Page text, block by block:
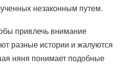
незаконным путем.
привлечь внимание
разные истории и жалуются
няня понимает подобные